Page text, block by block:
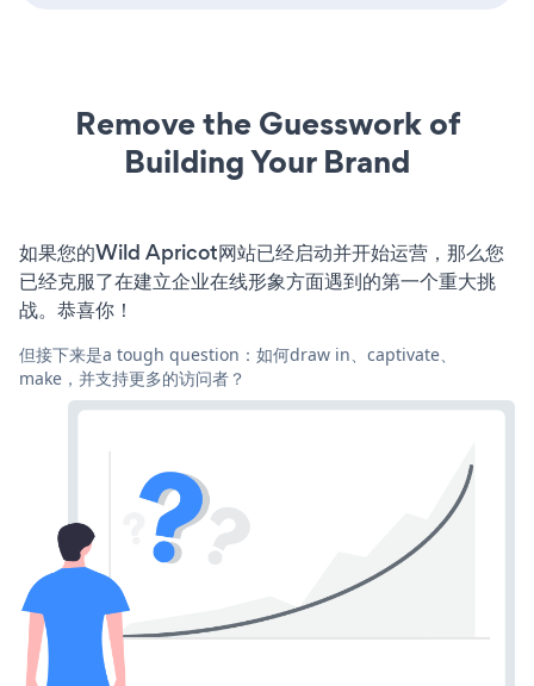
Remove the Guesswork of
Building Your Brand
如果您的Wild Apricot网站已经启动并开始运营，那么您
已经克服了在建立企业在线形象方面遇到的第一个重大挑
战。恭喜你！
但接下来是a tough question：如何draw in、captivate、
make，并支持更多的访问者？